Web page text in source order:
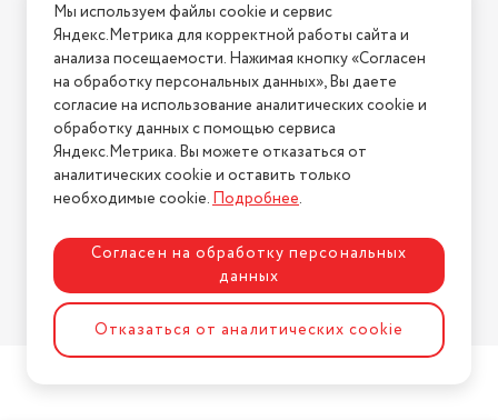
Условия возврата
Нашли ошибку на сайте? Напишите нам
2026 © Интернет-магазин "АстМаркет". У нас есть всё!
Политика конфиденциальности
Разработка сайтаASTDESIGN
Мы используем файлы cookie и сервис
Яндекс.Метрика для корректной работы сайта и
анализа посещаемости. Нажимая кнопку «Согласен
на обработку персональных данных», Вы даете
согласие на использование аналитических cookie и
обработку данных с помощью сервиса
Яндекс.Метрика. Вы можете отказаться от
аналитических cookie и оставить только
необходимые cookie.Подробнее.
Согласен на обработку персональных
данных
Отказаться от аналитических cookie